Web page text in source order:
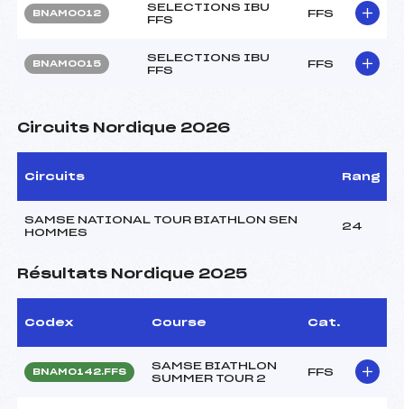
BNAM0012
SELECTIONS IBU
FFS
FFS
BNAM0015
SELECTIONS IBU
FFS
FFS
Circuits Nordique 2026
Circuits Rang
SAMSE NATIONAL TOUR BIATHLON SEN
HOMMES
24
Résultats Nordique 2025
Codex Course Cat.
BNAM0142.FFS
SAMSE BIATHLON
SUMMER TOUR 2
FFS